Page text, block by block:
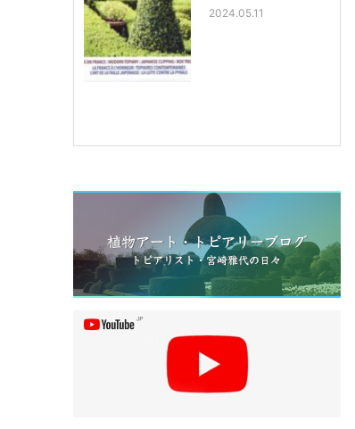
2024.05.11